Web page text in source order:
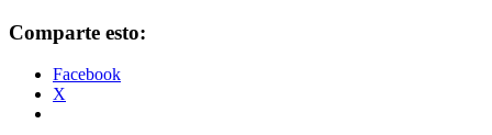
Comparte esto:
Facebook
X